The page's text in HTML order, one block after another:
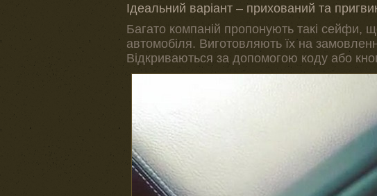
Ідеальний варіант – прихований та
Багато компаній пропонують такі сейфи,
автомобіля. Виготовляють їх на
Відкриваються за допомогою коду або